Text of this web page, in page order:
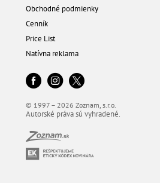
Obchodné podmienky
Cenník
Price List
Natívna reklama
© 1997 – 2026 Zoznam, s.r.o.
Autorské práva sú vyhradené.